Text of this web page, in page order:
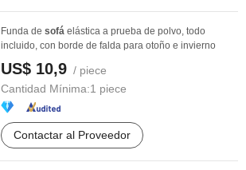
Funda de sofá elástica a prueba de polvo, todo
incluido, con borde de falda para otoño e invierno
US$ 10,9 / piece
Cantidad Mínima:1 piece
Contactar al Proveedor